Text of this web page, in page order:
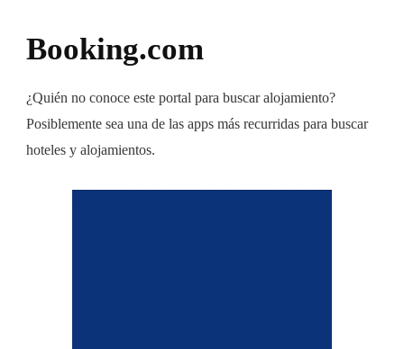
Booking.com
¿Quién no conoce este portal para buscar alojamiento?
Posiblemente sea una de las apps más recurridas para buscar
hoteles y alojamientos.